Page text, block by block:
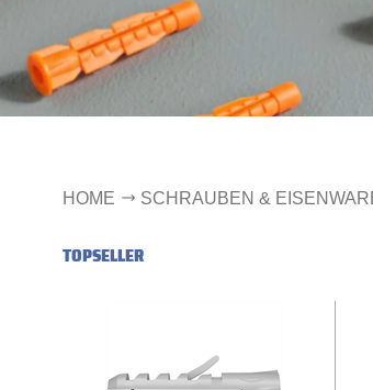
HOME SCHRAUBEN &
TOPSELLER